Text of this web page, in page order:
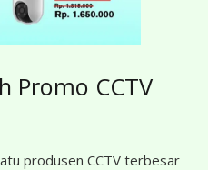
Promo CCTV
produsen CCTV terbesar